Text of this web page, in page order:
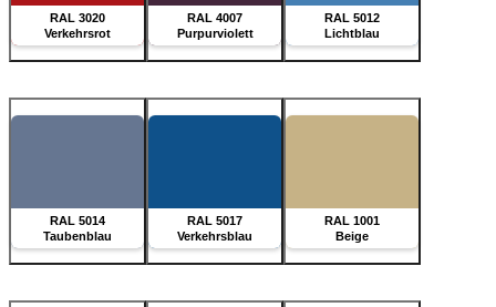
RAL 3020
Verkehrsrot
RAL 4007
Purpurviolett
RAL 5012
Lichtblau
RAL 5014
Taubenblau
RAL 5017
Verkehrsblau
RAL 1001
Beige